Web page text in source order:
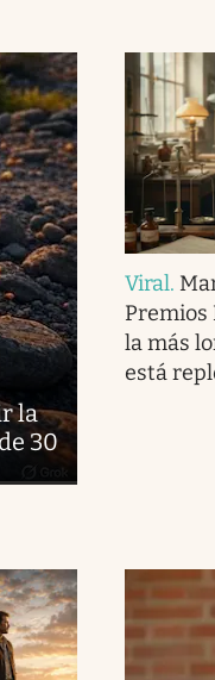
la
30
Viral.
Premios
la más
está